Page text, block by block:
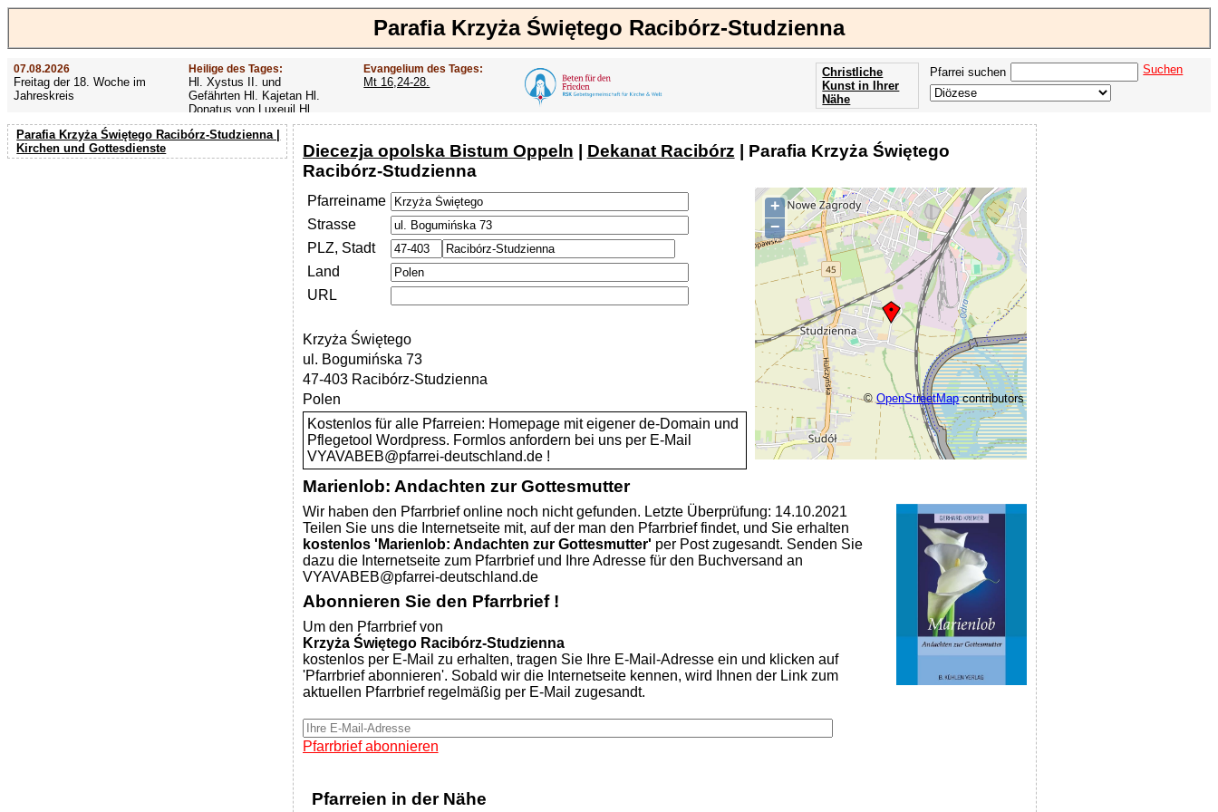
Parafia Krzyża Świętego Racibórz-Studzienna
07.08.2026
Freitag der 18. Woche im
Jahreskreis
Heilige des Tages:
Hl. Xystus II. und
Gefährten Hl. Kajetan Hl.
Donatus von Luxeuil Hl.
Afra
Evangelium des Tages:
Mt 16,24-28.
Pfarrei suchen Suchen
Christliche
Kunst in Ihrer
Nähe
Parafia Krzyża Świętego Racibórz-Studzienna |
Kirchen und Gottesdienste
Diecezja opolska Bistum Oppeln | Dekanat Racibórz | Parafia Krzyża Świętego
Racibórz-Studzienna
+
−
©OpenStreetMapcontributors
Pfarreiname
Strasse
PLZ, Stadt
Land
URL
Krzyża Świętego
ul. Bogumińska 73
47-403 Racibórz-Studzienna
Polen
Kostenlos für alle Pfarreien: Homepage mit eigener de-Domain und
Pflegetool Wordpress. Formlos anfordern bei uns per E-Mail
VYAVABEB@pfarrei-deutschland.de !
Marienlob: Andachten zur Gottesmutter
Wir haben den Pfarrbrief online noch nicht gefunden. Letzte Überprüfung: 14.10.2021
Teilen Sie uns die Internetseite mit, auf der man den Pfarrbrief findet, und Sie erhalten
kostenlos 'Marienlob: Andachten zur Gottesmutter' per Post zugesandt. Senden Sie
dazu die Internetseite zum Pfarrbrief und Ihre Adresse für den Buchversand an
VYAVABEB@pfarrei-deutschland.de
Abonnieren Sie den Pfarrbrief !
Um den Pfarrbrief von
Krzyża Świętego Racibórz-Studzienna
kostenlos per E-Mail zu erhalten, tragen Sie Ihre E-Mail-Adresse ein und klicken auf
'Pfarrbrief abonnieren'. Sobald wir die Internetseite kennen, wird Ihnen der Link zum
aktuellen Pfarrbrief regelmäßig per E-Mail zugesandt.
Pfarrbrief abonnieren
Pfarreien in der Nähe